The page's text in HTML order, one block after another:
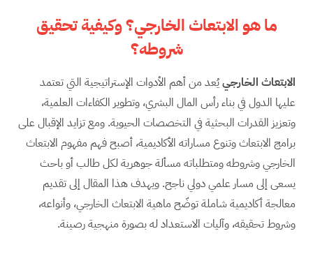
ما هو الابتعاث الخارجي؟ وكيفية تحقيق
شروطه؟
الابتعاث الخارجييُعد من أهم الأدوات الإستراتيجية التي تعتمد
عليها الدول في بناء رأس المال البشري، وتطوير الكفاءات العلمية،
وتعزيز القدرات البحثية في التخصصات الحيوية. ومع تزايد الإقبال على
برامج الابتعاث وتنوع مساراته الأكاديمية، أصبح فهم مفهوم الابتعاث
الخارجي وشروطه ومتطلباته مسألة جوهرية لكل طالب أو باحث
يسعى إلى مسار علمي دولي ناجح. ويهدف هذا المقال إلى تقديم
معالجة أكاديمية شاملة توضّح ماهية الابتعاث الخارجي، وأنواعه،
وشروط تحقيقه، وآليات الاستعداد له بصورة منهجية رصينة.